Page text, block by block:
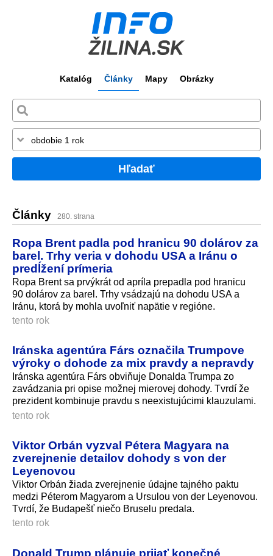
Katalóg Články Mapy Obrázky
Hľadať
Články 280. strana
Ropa Brent padla pod hranicu 90 dolárov za
barel. Trhy veria v dohodu USA a Iránu o
predĺžení prímeria
Ropa Brent sa prvýkrát od apríla prepadla pod hranicu
90 dolárov za barel. Trhy vsádzajú na dohodu USA a
Iránu, ktorá by mohla uvoľniť napätie v regióne.
tento rok
Iránska agentúra Fárs označila Trumpove
výroky o dohode za mix pravdy a nepravdy
Iránska agentúra Fárs obviňuje Donalda Trumpa zo
zavádzania pri opise možnej mierovej dohody. Tvrdí že
prezident kombinuje pravdu s neexistujúcimi klauzulami.
tento rok
Viktor Orbán vyzval Pétera Magyara na
zverejnenie detailov dohody s von der
Leyenovou
Viktor Orbán žiada zverejnenie údajne tajného paktu
medzi Péterom Magyarom a Ursulou von der Leyenovou.
Tvrdí, že Budapešť niečo Bruselu predala.
tento rok
Donald Trump plánuje prijať konečné